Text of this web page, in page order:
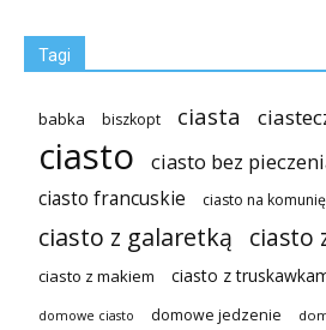
Tagi
babka biszkopt ciasta
ciasto ciasto bez
ciasto francuskie ciasto na komunię
ciasto z galaretką ciasto
ciasto z makiem ciasto z
domowe ciasto domowe jedzenie